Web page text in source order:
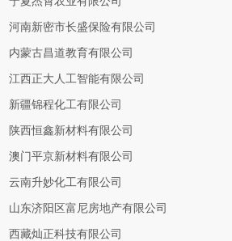
河南新密市长盛保险有限公司
内蒙古昌道教育有限公司
江西正大人工智能有限公司
新疆锦程化工有限公司
陕西恒鑫新材料有限公司
澳门平京新材料有限公司
云南升妙化工有限公司
山东济阳区富尼房地产有限公司
西藏灿正科技有限公司